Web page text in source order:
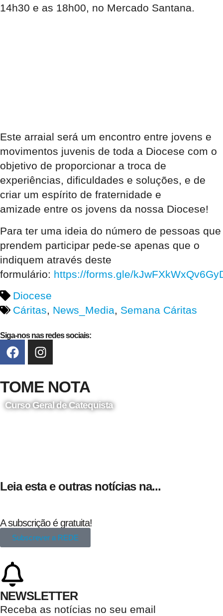
14h30 e as 18h00, no Mercado Santana.
Este arraial será um encontro entre jovens e
movimentos juvenis de toda a Diocese com o
objetivo de proporcionar a troca de
experiências, dificuldades e soluções, e de
criar um espírito de fraternidade e
amizade entre os jovens da nossa Diocese!
Para ter uma ideia do número de pessoas que
prendem participar pede-se apenas que o
indiquem através deste
formulário: https://forms.gle/
Diocese
Cáritas, News_Media, Semana Cáritas
Siga-nos nas redes sociais:
TOME NOTA
Curso Geral de Catequista
Leia esta e outras notícias na...
A subscrição é gratuita!
Subscrever a REDE
NEWSLETTER
Receba as notícias no seu email​